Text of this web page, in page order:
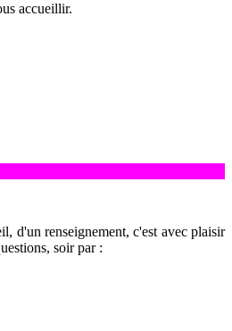
accueillir.
d'un renseignement, c'est avec plaisir
soir par :